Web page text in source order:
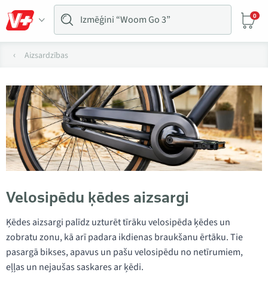
0
Aizsardzības
Velosipēdu ķēdes aizsargi
Ķēdes aizsargi palīdz uzturēt tīrāku velosipēda ķēdes un
zobratu zonu, kā arī padara ikdienas braukšanu ērtāku. Tie
pasargā bikses, apavus un pašu velosipēdu no netīrumiem,
eļļas un nejaušas saskares ar ķēdi.